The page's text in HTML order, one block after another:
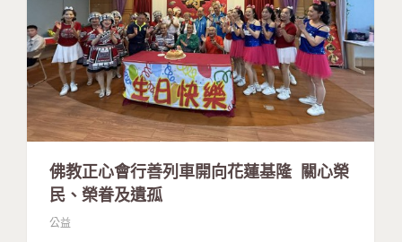
佛教正心會行善列車開向花蓮基隆 關心榮
民、榮眷及遺孤
公益